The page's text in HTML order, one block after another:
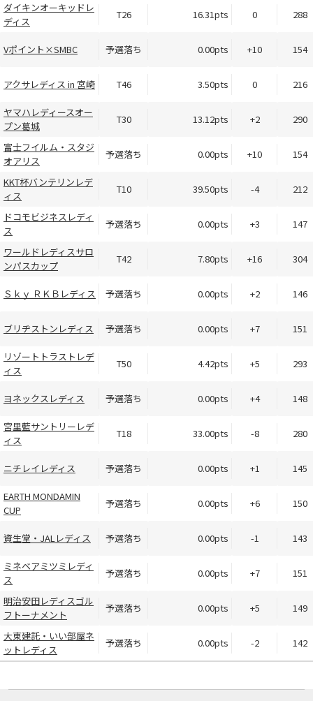
ダイキンオーキッドレ
ディス
T26 16.31pts 0 288
Vポイント×SMBC 予選落ち 0.00pts +10 154
アクサレディス in 宮崎 T46 3.50pts 0 216
ヤマハレディースオー
プン葛城
T30 13.12pts +2 290
富士フイルム・スタジ
オアリス
予選落ち 0.00pts +10 154
KKT杯バンテリンレデ
ィス
T10 39.50pts -4 212
ドコモビジネスレディ
ス
予選落ち 0.00pts +3 147
ワールドレディスサロ
ンパスカップ
T42 7.80pts +16 304
Ｓｋｙ ＲＫＢレディス 予選落ち 0.00pts +2 146
ブリヂストンレディス 予選落ち 0.00pts +7 151
リゾートトラストレデ
ィス
T50 4.42pts +5 293
ヨネックスレディス 予選落ち 0.00pts +4 148
宮里藍サントリーレデ
ィス
T18 33.00pts -8 280
ニチレイレディス 予選落ち 0.00pts +1 145
EARTH MONDAMIN
CUP
予選落ち 0.00pts +6 150
資生堂・JALレディス 予選落ち 0.00pts -1 143
ミネベアミツミレディ
ス
予選落ち 0.00pts +7 151
明治安田レディスゴル
フトーナメント
予選落ち 0.00pts +5 149
大東建託・いい部屋ネ
ットレディス
予選落ち 0.00pts -2 142